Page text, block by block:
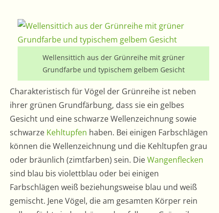
Wellensittich aus der Grünreihe mit grüner
Grundfarbe und typischem gelbem Gesicht
Charakteristisch für Vögel der Grünreihe ist neben
ihrer grünen Grundfärbung, dass sie ein gelbes
Gesicht und eine schwarze Wellenzeichnung sowie
schwarze Kehltupfen haben. Bei einigen Farbschlägen
können die Wellenzeichnung und die Kehltupfen grau
oder bräunlich (zimtfarben) sein. DieWangenflecken
sind blau bis violettblau oder bei einigen
Farbschlägen weiß beziehungsweise blau und weiß
gemischt. Jene Vögel, die am gesamten Körper rein